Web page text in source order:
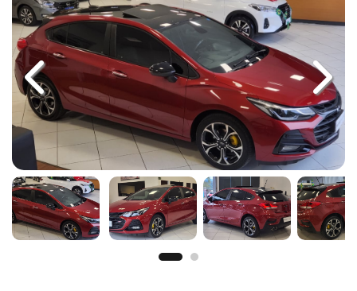
Previous Next